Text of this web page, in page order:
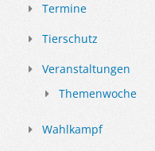
Termine
Tierschutz
Veranstaltungen
Themenwoche
Wahlkampf